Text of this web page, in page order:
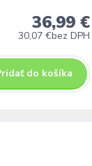
36,99 €
30,07 €bez DPH
do košíka